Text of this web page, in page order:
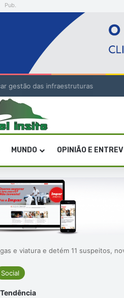
Pub.
gestão das infraestruturas
MUNDO OPINIÃO E
e viatura e detém 11 suspeitos,
Social
Tendência